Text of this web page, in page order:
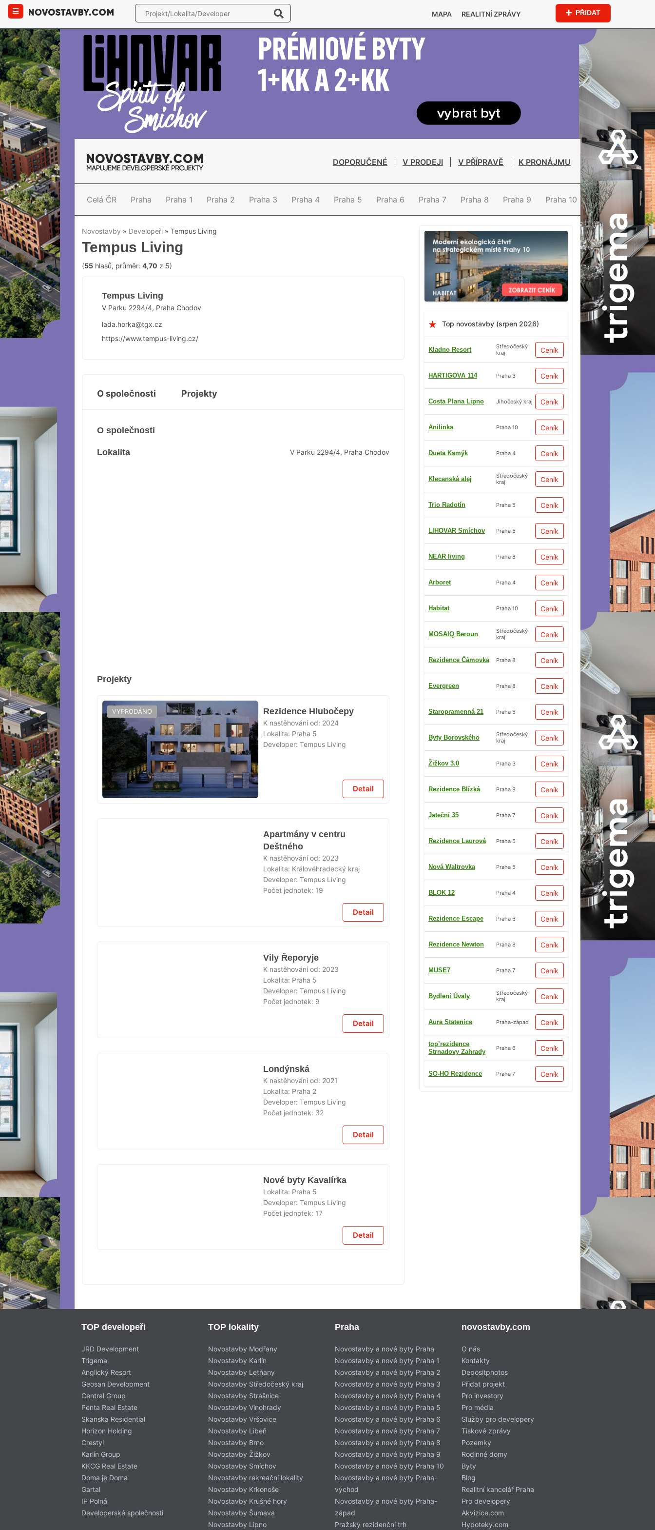
MAPA REALITNÍ ZPRÁVY PŘIDAT
DOPORUČENÉ V PRODEJI V PŘÍPRAVĚ K PRONÁJMU
Celá ČR Praha Praha 1 Praha 2 Praha 3 Praha 4 Praha 5 Praha 6 Praha 7 Praha 8 Praha 9 Praha 10
Novostavby » Developeři » Tempus Living
Tempus Living
(55 hlasů, průměr: 4,70 z 5)
Tempus Living
V Parku 2294/4, Praha Chodov
lada.horka@tgx.cz
https://www.tempus-living.cz/
O společnosti Projekty
O společnosti
Lokalita V Parku 2294/4, Praha Chodov
Projekty
VYPRODÁNO Rezidence Hlubočepy
K nastěhování od: 2024
Lokalita: Praha 5
Developer: Tempus Living
Detail
Apartmány v centru
Deštného
K nastěhování od: 2023
Lokalita: Královéhradecký kraj
Developer: Tempus Living
Počet jednotek: 19
Detail
Vily Řeporyje
K nastěhování od: 2023
Lokalita: Praha 5
Developer: Tempus Living
Počet jednotek: 9
Detail
Londýnská
K nastěhování od: 2021
Lokalita: Praha 2
Developer: Tempus Living
Počet jednotek: 32
Detail
Nové byty Kavalírka
Lokalita: Praha 5
Developer: Tempus Living
Počet jednotek: 17
Detail
Top novostavby (srpen 2026)
Kladno Resort
Středočeský
kraj
Ceník
HARTIGOVA 114 Praha 3 Ceník
Costa Plana Lipno Jihočeský kraj Ceník
Anilinka Praha 10 Ceník
Dueta Kamýk Praha 4 Ceník
Klecanská alej
Středočeský
kraj
Ceník
Trio Radotín Praha 5 Ceník
LIHOVAR Smíchov Praha 5 Ceník
NEAR living Praha 8 Ceník
Arboret Praha 4 Ceník
Habitat Praha 10 Ceník
MOSAIQ Beroun
Středočeský
kraj
Ceník
Rezidence Čámovka Praha 8 Ceník
Evergreen Praha 8 Ceník
Staropramenná 21 Praha 5 Ceník
Byty Borovského
Středočeský
kraj
Ceník
Žižkov 3.0 Praha 3 Ceník
Rezidence Blízká Praha 8 Ceník
Jateční 35 Praha 7 Ceník
Rezidence Laurová Praha 5 Ceník
Nová Waltrovka Praha 5 Ceník
BLOK 12 Praha 4 Ceník
Rezidence Escape Praha 6 Ceník
Rezidence Newton Praha 8 Ceník
MUSE7 Praha 7 Ceník
Bydlení Úvaly
Středočeský
kraj
Ceník
Aura Statenice Praha-západ Ceník
top’rezidence
Strnadovy Zahrady
Praha 6 Ceník
SO-HO Rezidence Praha 7 Ceník
TOP developeři
JRD Development
Trigema
Anglický Resort
Geosan Development
Central Group
Penta Real Estate
Skanska Residential
Horizon Holding
Crestyl
Karlín Group
KKCG Real Estate
Doma je Doma
Gartal
IP Polná
Developerské společnosti
TOP lokality
Novostavby Modřany
Novostavby Karlín
Novostavby Letňany
Novostavby Středočeský kraj
Novostavby Strašnice
Novostavby Vinohrady
Novostavby Vršovice
Novostavby Libeň
Novostavby Brno
Novostavby Žižkov
Novostavby Smíchov
Novostavby rekreační lokality
Novostavby Krkonoše
Novostavby Krušné hory
Novostavby Šumava
Novostavby Lipno
Praha
Novostavby a nové byty Praha
Novostavby a nové byty Praha 1
Novostavby a nové byty Praha 2
Novostavby a nové byty Praha 3
Novostavby a nové byty Praha 4
Novostavby a nové byty Praha 5
Novostavby a nové byty Praha 6
Novostavby a nové byty Praha 7
Novostavby a nové byty Praha 8
Novostavby a nové byty Praha 9
Novostavby a nové byty Praha 10
Novostavby a nové byty Praha-
východ
Novostavby a nové byty Praha-
západ
Pražský rezidenční trh
novostavby.com
O nás
Kontakty
Depositphotos
Přidat projekt
Pro investory
Pro média
Služby pro developery
Tiskové zprávy
Pozemky
Rodinné domy
Byty
Blog
Realitní kancelář Praha
Pro developery
Akvizice.com
Hypoteky.com